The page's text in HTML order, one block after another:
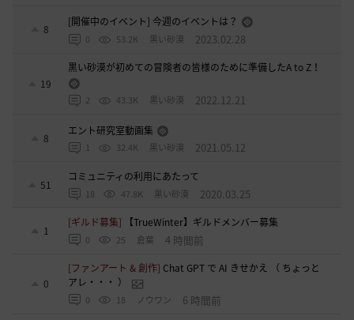
8
[開催中のイベント] 今週のイベントは？
0 53.2K 黒い砂漠 2023.02.28
19
黒い砂漠が初めての冒険者の皆様のために準備したA to Z！
2 43.3K 黒い砂漠 2022.12.21
8
エント研究室動画集
1 32.4K 黒い砂漠 2021.05.12
51
コミュニティの利用にあたって
18 47.8K 黒い砂漠 2020.03.25
1
[ギルド募集] 【TrueWinter】ギルドメンバー募集
0 25 倉葉 4 時間前
0
[ファンアート & 創作] Chat GPT で AI きせかえ （ ちょっと
アレ・・・ ）
0 18 ノウワン 6 時間前